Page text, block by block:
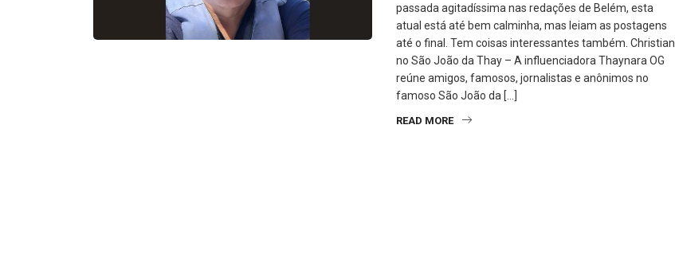
passada agitadíssima nas redações de Belém, esta
atual está até bem calminha, mas leiam as postagens
até o final. Tem coisas interessantes também. Christian
no São João da Thay – A influenciadora Thaynara OG
reúne amigos, famosos, jornalistas e anônimos no
famoso São João da […]
READ MORE